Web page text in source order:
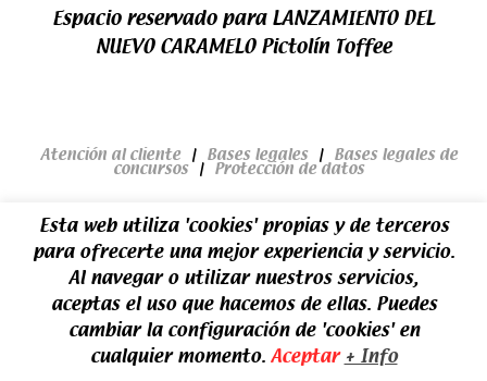
Espacio reservado para LANZAMIENTO DEL
NUEVO CARAMELO Pictolín Toffee
Atención al cliente | Bases legales |
Bases legales de
concursos
| Protección de datos
Esta web utiliza 'cookies' propias y de terceros
para ofrecerte una mejor experiencia y servicio.
Al navegar o utilizar nuestros servicios,
aceptas el uso que hacemos de ellas. Puedes
cambiar la configuración de 'cookies' en
cualquier momento. Aceptar + Info